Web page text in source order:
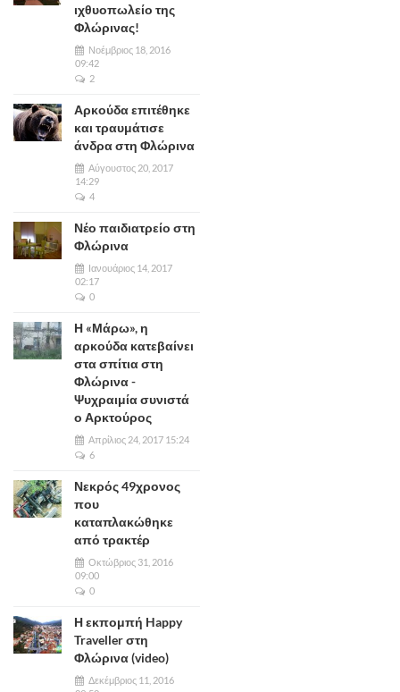
ιχθυοπωλείο της
Φλώρινας!
Νοέμβριος 18, 2016
09:42
2
Αρκούδα επιτέθηκε
και τραυμάτισε
άνδρα στη Φλώρινα
Αύγουστος 20, 2017
14:29
4
Νέο παιδιατρείο στη
Φλώρινα
Ιανουάριος 14, 2017
02:17
0
Η «Μάρω», η
αρκούδα κατεβαίνει
στα σπίτια στη
Φλώρινα -
Ψυχραιμία συνιστά
ο Αρκτούρος
Απρίλιος 24, 2017 15:24
6
Νεκρός 49χρονος
που
καταπλακώθηκε
από τρακτέρ
Οκτώβριος 31, 2016
09:00
0
Η εκπομπή Happy
Traveller στη
Φλώρινα (video)
Δεκέμβριος 11, 2016